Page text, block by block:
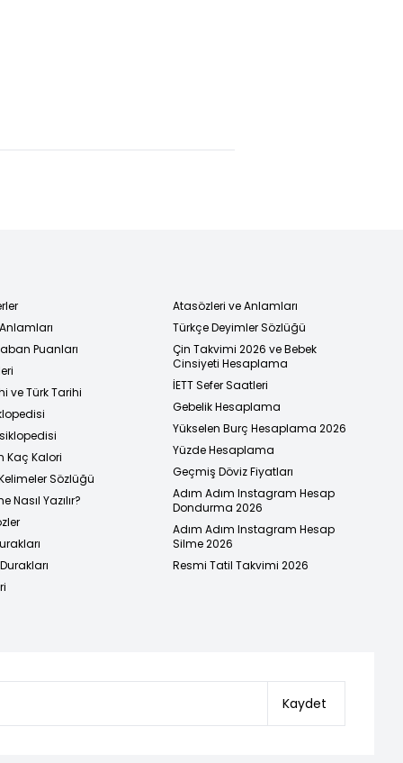
dolarlık
Puanları
ve Türk Tarihi
Kaç Kalori
Sözlüğü
Nasıl Yazılır?
Atasözleri ve Anlamları
Türkçe Deyimler Sözlüğü
Çin Takvimi 2026 ve Bebek
Cinsiyeti Hesaplama
İETT Sefer Saatleri
Gebelik Hesaplama
Yükselen Burç Hesaplama 2026
Yüzde Hesaplama
Geçmiş Döviz Fiyatları
Adım Adım Instagram Hesap
Dondurma 2026
Adım Adım Instagram Hesap
Silme 2026
Resmi Tatil Takvimi 2026
Kaydet